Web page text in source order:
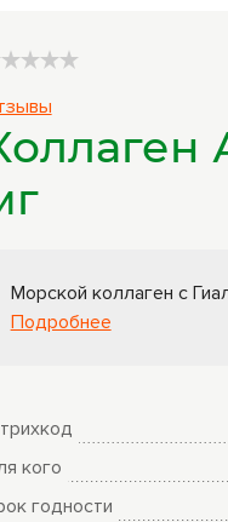
растительные
масла
Книги Гарбузова
Морской коллаген с
Подробнее
кого
годности